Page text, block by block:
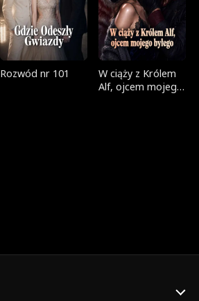
Rozwód nr 101
W ciąży z Królem
Alf, ojcem mojego